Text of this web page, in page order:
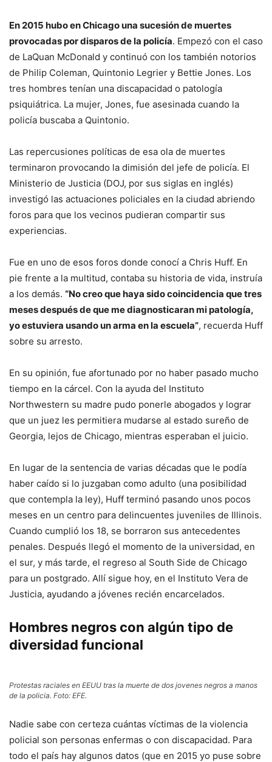
En 2015 hubo en Chicago una sucesión de muertes
provocadas por disparos de la policía. Empezó con el caso
de LaQuan McDonald y continuó con los también notorios
de Philip Coleman, Quintonio Legrier y Bettie Jones. Los
tres hombres tenían una discapacidad o patología
psiquiátrica. La mujer, Jones, fue asesinada cuando la
policía buscaba a Quintonio.
Las repercusiones políticas de esa ola de muertes
terminaron provocando la dimisión del jefe de policía. El
Ministerio de Justicia (DOJ, por sus siglas en inglés)
investigó las actuaciones policiales en la ciudad abriendo
foros para que los vecinos pudieran compartir sus
experiencias.
Fue en uno de esos foros donde conocí a Chris Huff. En
pie frente a la multitud, contaba su historia de vida, instruía
a los demás. “No creo que haya sido coincidencia que tres
meses después de que me diagnosticaran mi patología,
yo estuviera usando un arma en la escuela”, recuerda Huff
sobre su arresto.
En su opinión, fue afortunado por no haber pasado mucho
tiempo en la cárcel. Con la ayuda del Instituto
Northwestern su madre pudo ponerle abogados y lograr
que un juez les permitiera mudarse al estado sureño de
Georgia, lejos de Chicago, mientras esperaban el juicio.
En lugar de la sentencia de varias décadas que le podía
haber caído si lo juzgaban como adulto (una posibilidad
que contempla la ley), Huff terminó pasando unos pocos
meses en un centro para delincuentes juveniles de Illinois.
Cuando cumplió los 18, se borraron sus antecedentes
penales. Después llegó el momento de la universidad, en
el sur, y más tarde, el regreso al South Side de Chicago
para un postgrado. Allí sigue hoy, en el Instituto Vera de
Justicia, ayudando a jóvenes recién encarcelados.
Hombres negros con algún tipo de
diversidad funcional
Protestas raciales en EEUU tras la muerte de dos jovenes negros a manos
de la policia. Foto: EFE.
Nadie sabe con certeza cuántas víctimas de la violencia
policial son personas enfermas o con discapacidad. Para
todo el país hay algunos datos (que en 2015 yo puse sobre